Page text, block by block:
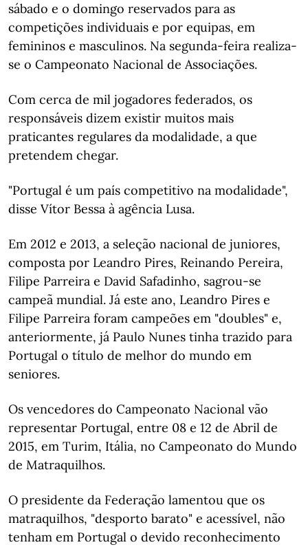
sábado e o domingo reservados para as
competições individuais e por equipas, em
femininos e masculinos. Na segunda-feira realiza-
se o Campeonato Nacional de Associações.
Com cerca de mil jogadores federados, os
responsáveis dizem existir muitos mais
praticantes regulares da modalidade, a que
pretendem chegar.
"Portugal é um país competitivo na modalidade",
disse Vítor Bessa à agência Lusa.
Em 2012 e 2013, a seleção nacional de juniores,
composta por Leandro Pires, Reinando Pereira,
Filipe Parreira e David Safadinho, sagrou-se
campeã mundial. Já este ano, Leandro Pires e
Filipe Parreira foram campeões em "doubles" e,
anteriormente, já Paulo Nunes tinha trazido para
Portugal o título de melhor do mundo em
seniores.
Os vencedores do Campeonato Nacional vão
representar Portugal, entre 08 e 12 de Abril de
2015, em Turim, Itália, no Campeonato do Mundo
de Matraquilhos.
O presidente da Federação lamentou que os
matraquilhos, "desporto barato" e acessível, não
tenham em Portugal o devido reconhecimento